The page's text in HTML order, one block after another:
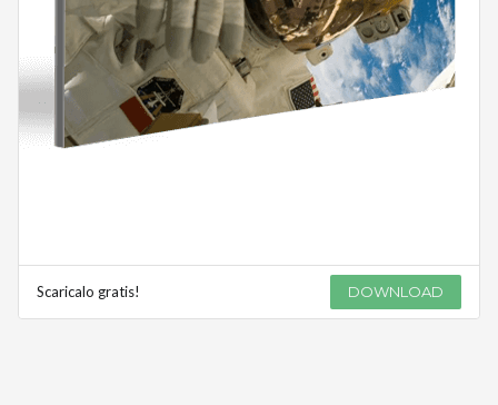
Scaricalo gratis! DOWNLOAD